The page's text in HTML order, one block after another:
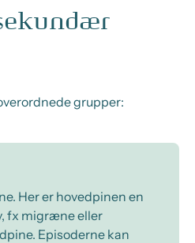
grupper:
Her er hovedpinen en
fx migræne eller
Episoderne kan